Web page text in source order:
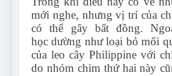
mới nghe, nhưng vị trí của
có thể gây bất đồng.
học dường như loại bỏ mối
của leo cây Philippine với
do nhóm chim thứ hai này